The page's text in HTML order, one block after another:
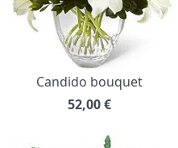
Candido bouquet
52,00€